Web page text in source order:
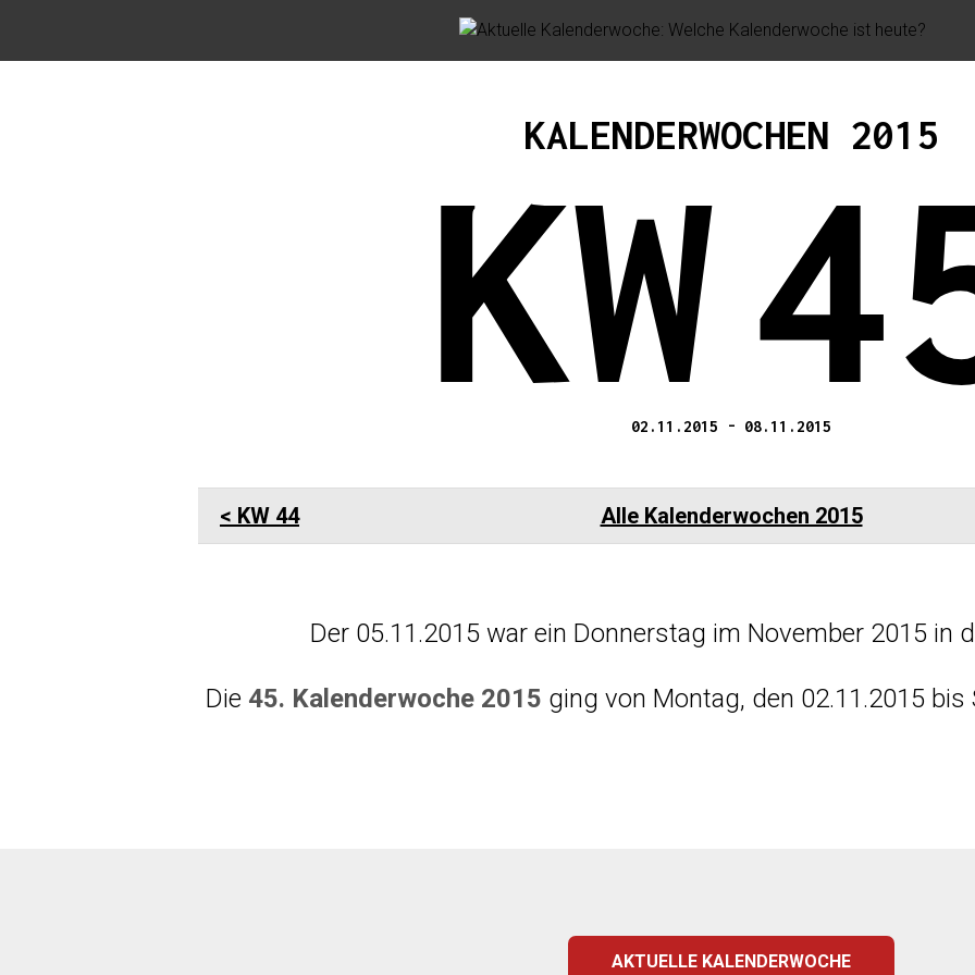
KALENDERWOCHEN 2015
KW
02.11.2015 - 08.11.2015
KW 44 Alle Kalenderwochen 2015
Der 05.11.2015 war ein Donnerstag im November 2015 in
Die 45. Kalenderwoche 2015 ging von Montag, den 02.11.2015 bis
AKTUELLE KALENDERWOCHE